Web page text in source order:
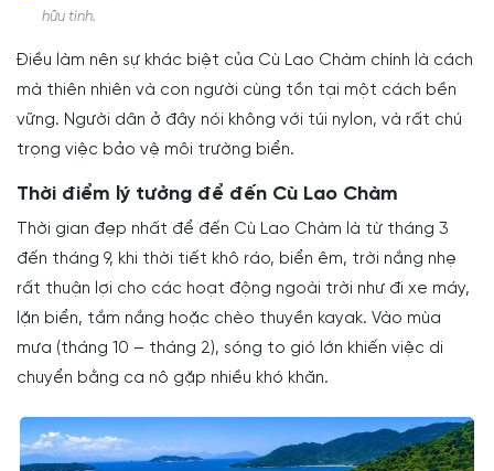
hữu tình.
Điều làm nên sự khác biệt của Cù Lao Chàm chính là cách
mà thiên nhiên và con người cùng tồn tại một cách bền
vững. Người dân ở đây nói không với túi nylon, và rất chú
trọng việc bảo vệ môi trường biển.
Thời điểm lý tưởng để đến Cù Lao Chàm
Thời gian đẹp nhất để đến Cù Lao Chàm là từ tháng 3
đến tháng 9, khi thời tiết khô ráo, biển êm, trời nắng nhẹ
rất thuận lợi cho các hoạt động ngoài trời như đi xe máy,
lặn biển, tắm nắng hoặc chèo thuyền kayak. Vào mùa
mưa (tháng 10 – tháng 2), sóng to gió lớn khiến việc di
chuyển bằng ca nô gặp nhiều khó khăn.